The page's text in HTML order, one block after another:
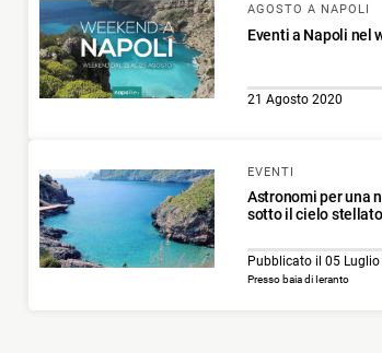
AGOSTO A NAPOLI
Eventi a Napoli nel
21 Agosto 2020
EVENTI
Astronomi per una
sotto il cielo stellato
Pubblicato il 05
Presso baia di Ieranto